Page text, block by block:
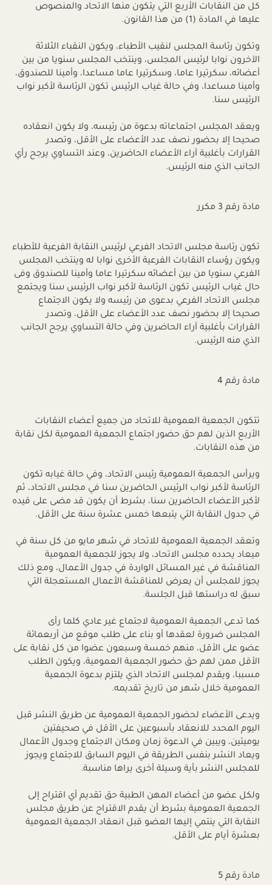
كل من النقابات الأربع التي يتكون منها الاتحاد والمنصوص
عليها في المادة (1) من هذا القانون.
وتكون رئاسة المجلس لنقيب الأطباء، ويكون النقباء الثلاثة
الآخرون نوابا لرئيس المجلس، وينتخب المجلس سنويا من بين
أعضائه، سكرتيرا عاما، وسكرتيرا عاما مساعدا، وأمينا للصندوق،
وأمينا مساعدا، وفي حالة غياب الرئيس تكون الرئاسة لأكبر نواب
الرئيس سنا.
ويعقد المجلس اجتماعاته بدعوة من رئيسه، ولا يكون انعقاده
صحيحا إلا بحضور نصف عدد الأعضاء على الأقل، وتصدر
القرارات بأغلبية آراء الأعضاء الحاضرين، وعند التساوي يرجح رأي
الجانب الذي منه الرئيس.
مادة رقم 3 مكرر
تكون رئاسة مجلس الاتحاد الفرعي لرئيس النقابة الفرعية للأطباء
ويكون رؤساء النقابات الفرعية الأخرى نوابا له وينتخب المجلس
الفرعي سنويا من بين أعضائه سكرتيرا عاما وأمينا للصندوق وفى
حال غياب الرئيس تكون الرئاسة لأكبر نواب الرئيس سنا ويجتمع
مجلس الاتحاد الفرعي بدعوى من رئيسه ولا يكون الاجتماع
صحيحا إلا بحضور نصف عدد الأعضاء على الأقل، وتصدر
القرارات بأغلبية آراء الحاضرين وفي حالة التساوي يرجح الجانب
الذي منه الرئيس.
مادة رقم 4
تتكون الجمعية العمومية للاتحاد من جميع أعضاء النقابات
الأربع الذين لهم حق حضور اجتماع الجمعية العمومية لكل نقابة
من هذه النقابات.
ويرأس الجمعية العمومية رئيس الاتحاد، وفي حالة غيابه تكون
الرئاسة لأكبر نواب الرئيس الحاضرين سنا في مجلس الاتحاد، ثم
لأكبر الأعضاء الحاضرين سنا، بشرط أن يكون قد مضى على قيده
في جدول النقابة التي يتبعها خمس عشرة سنة على الأقل.
وتعقد الجمعية العمومية للاتحاد في شهر مايو من كل سنة في
ميعاد يحدده مجلس الاتحاد، ولا يجوز للجمعية العمومية
المناقشة في غير المسائل الواردة في جدول الأعمال، ومع ذلك
يجوز للمجلس أن يعرض للمناقشة الأعمال المستعجلة التي
سبق له دراستها قبل الجلسة.
كما تدعى الجمعية العمومية لاجتماع غير عادي كلما رأى
المجلس ضرورة لعقدها أو بناء على طلب موقع من أربعمائة
عضو على الأقل، منهم خمسة وسبعون عضوا من كل نقابة على
الأقل ممن لهم حق حضور الجمعية العمومية، ويكون الطلب
مسببا، ويقدم لمجلس الاتحاد الذي يلتزم بدعوة الجمعية
العمومية خلال شهر من تاريخ تقديمه.
ويدعى الأعضاء لحضور الجمعية العمومية عن طريق النشر قبل
اليوم المحدد للانعقاد بأسبوعين على الأقل في صحيفتين
يوميتين، ويبين في الدعوة زمان ومكان الاجتماع وجدول الأعمال
ويعاد النشر بنفس الطريقة في اليوم السابق للاجتماع ويجوز
للمجلس النشر بأية وسيلة أخرى يراها مناسبة.
ولكل عضو من أعضاء المهن الطبية حق تقديم أي اقتراح إلى
الجمعية العمومية بشرط أن يقدم الاقتراح عن طريق مجلس
النقابة التي ينتمي إليها العضو قبل انعقاد الجمعية العمومية
بعشرة أيام على الأقل.
مادة رقم 5